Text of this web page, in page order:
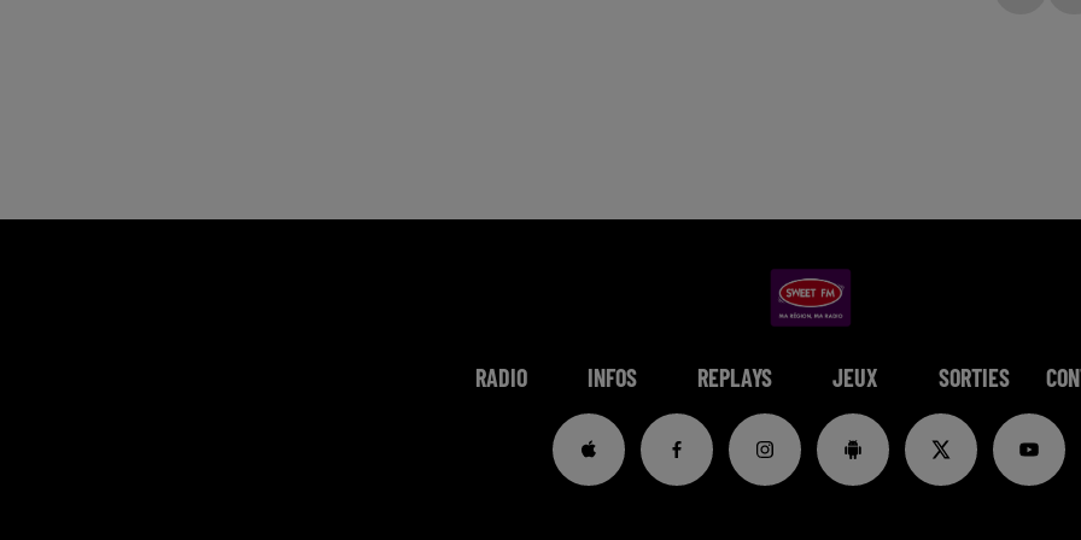
RADIO INFOS REPLAYS JEUX SORTIES